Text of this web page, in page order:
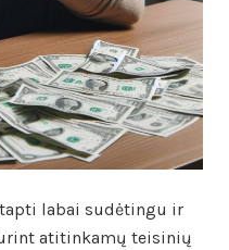
labai sudėtingu ir
atitinkamų teisinių